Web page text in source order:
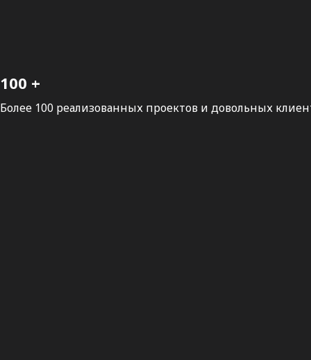
100 +
Более 100 реализованных проектов и довольных